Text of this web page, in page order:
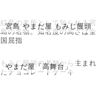
宮島 やまだ屋 もみじ饅頭
紅葉の名所として知られる宮
島の名物。知名度の高さは全
国屈指
やまだ屋「高舞台」
もみじ饅頭の老舗から生まれ
たチョコレートケーキ